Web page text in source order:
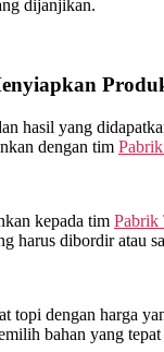
dijanjikan.
hasil yang
dengan tim
kepada tim Pabrik
harus dibordir atau
topi dengan harga
bahan yang